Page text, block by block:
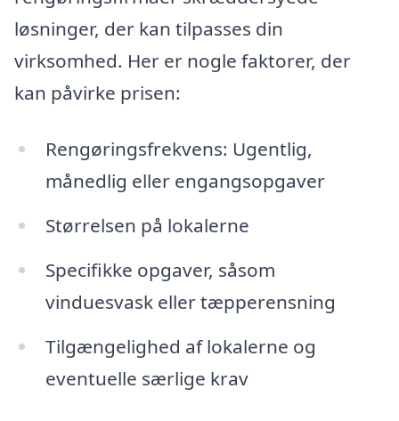
løsninger, der kan tilpasses din
virksomhed. Her er nogle faktorer, der
kan påvirke prisen:
Rengøringsfrekvens: Ugentlig,
månedlig eller engangsopgaver
Størrelsen på lokalerne
Specifikke opgaver, såsom
vinduesvask eller tæpperensning
Tilgængelighed af lokalerne og
eventuelle særlige krav